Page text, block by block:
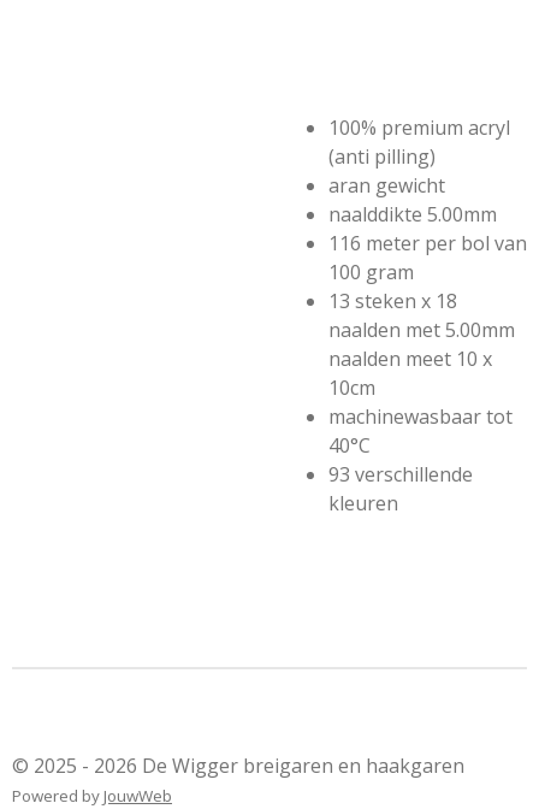
100% premium acryl
(anti pilling)
aran gewicht
naalddikte 5.00mm
116 meter per bol van
100 gram
13 steken x 18
naalden met 5.00mm
naalden meet 10 x
10cm
machinewasbaar tot
40°C
93 verschillende
kleuren
© 2025 - 2026 De Wigger breigaren en haakgaren
Powered by JouwWeb